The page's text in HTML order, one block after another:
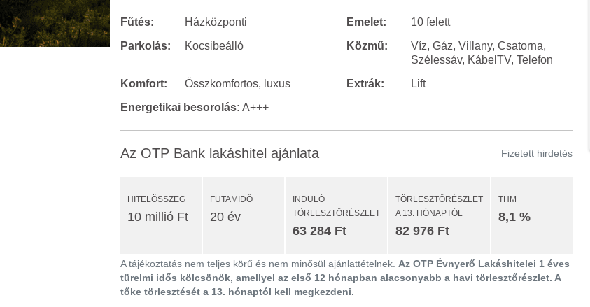
Fűtés: Házközponti Emelet:
10 felett
Parkolás:
Kocsibeálló Közmű:
Víz, Gáz, Villany, Csatorna,
Szélessáv, KábelTV, Telefon
Komfort:
Összkomfortos, luxus Extrák:
Lift
Energetikai besorolás: A+++
Az OTP Bank lakáshitel ajánlata Fizetett hirdetés
HITELÖSSZEG
10 millió Ft
FUTAMIDŐ
20 év
INDULÓ
TÖRLESZTŐRÉSZLET
63 284 Ft
TÖRLESZTŐRÉSZLET
A 13. HÓNAPTÓL
82 976 Ft
THM
8,1 %
A tájékoztatás nem teljes körű és nem minősül ajánlattételnek. Az OTP Évnyerő Lakáshitelei 1 éves
türelmi idős kölcsönök, amellyel az első 12 hónapban alacsonyabb a havi törlesztőrészlet. A
tőke törlesztését a 13. hónaptól kell megkezdeni.